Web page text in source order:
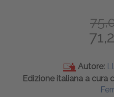
Autore:
Edizione italiana a cura